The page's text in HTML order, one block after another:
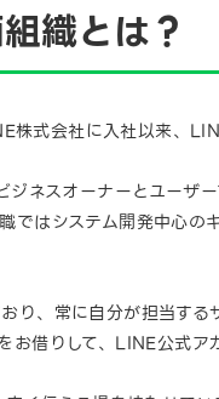
織とは？
式会社に入社以来、
ネスオーナーとユーザ
ではシステム開発中心
り、常に自分が担当す
お借りして、LINE公式